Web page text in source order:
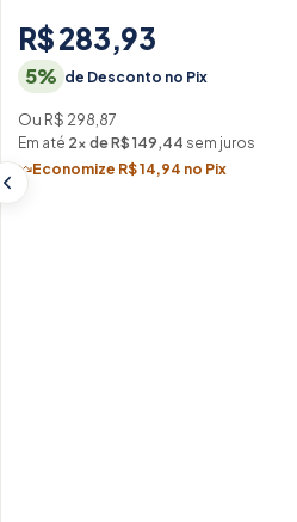
R$ 283,93
5% de Desconto no Pix
Ou R$ 298,87
Em até 2× de R$ 149,44 sem juros
Economize R$ 14,94 no Pix